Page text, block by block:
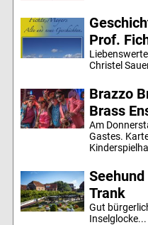
Prof.
Christel
Brazzo
Brass
Am
Gastes.
Trank
Gut
Inselglocke...